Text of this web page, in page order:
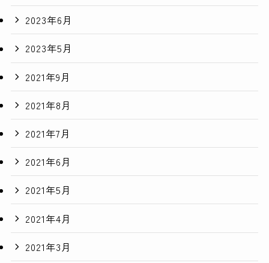
2023年6月
2023年5月
2021年9月
2021年8月
2021年7月
2021年6月
2021年5月
2021年4月
2021年3月